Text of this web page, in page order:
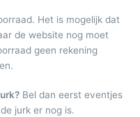
Het is mogelijk dat
de website nog moet
geen rekening
Bel dan eerst eventjes
jurk er nog is.